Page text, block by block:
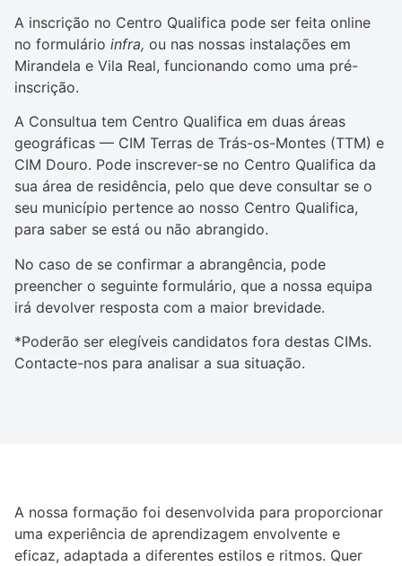
A inscrição no Centro Qualifica pode ser feita online
no formulário infra, ou nas nossas instalações em
Mirandela e Vila Real, funcionando como uma pré-
inscrição.
A Consultua tem Centro Qualifica em duas áreas
geográficas — CIM Terras de Trás-os-Montes (TTM) e
CIM Douro. Pode inscrever-se no Centro Qualifica da
sua área de residência, pelo que deve consultar se o
seu município pertence ao nosso Centro Qualifica,
para saber se está ou não abrangido.
No caso de se confirmar a abrangência, pode
preencher o seguinte formulário, que a nossa equipa
irá devolver resposta com a maior brevidade.
*Poderão ser elegíveis candidatos fora destas CIMs.
Contacte-nos para analisar a sua situação.
A nossa formação foi desenvolvida para proporcionar
uma experiência de aprendizagem envolvente e
eficaz, adaptada a diferentes estilos e ritmos. Quer